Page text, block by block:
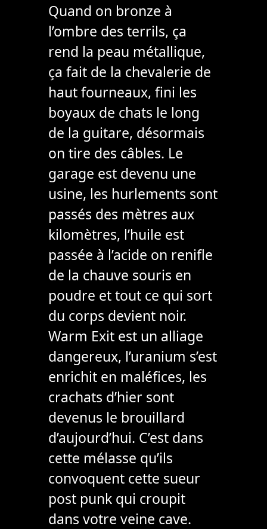
Quand on bronze à
l’ombre des terrils, ça
rend la peau métallique,
ça fait de la chevalerie de
haut fourneaux, fini les
boyaux de chats le long
de la guitare, désormais
on tire des câbles. Le
garage est devenu une
usine, les hurlements sont
passés des mètres aux
kilomètres, l’huile est
passée à l’acide on renifle
de la chauve souris en
poudre et tout ce qui sort
du corps devient noir.
Warm Exit est un alliage
dangereux, l’uranium s’est
enrichit en maléfices, les
crachats d’hier sont
devenus le brouillard
d’aujourd’hui. C’est dans
cette mélasse qu’ils
convoquent cette sueur
post punk qui croupit
dans votre veine cave.